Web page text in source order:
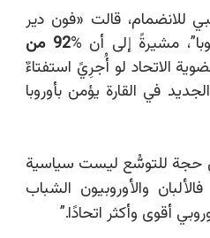
للانضمام، قالت «فون دير
”، مشيرةً إلى أن %
92 من
الاتحاد لو أُجرِيً استفتاءٌ
في القارة يؤمن بأوروبا
حجة للتوسُّع ليست سياسية
والأوروبيون الشباب
أقوى وأكثر اتحادًا.”